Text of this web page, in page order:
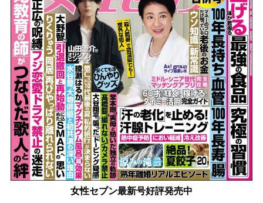
女性セブン最新号好評発売中